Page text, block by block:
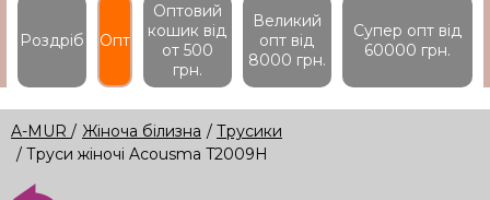
Роздріб Опт
Оптовий
кошик вiд
от 500
грн.
Великий
опт вiд
8000 грн.
Супер опт вiд
60000 грн.
A-MUR / Жіноча білизна / Трусики
/ Труси жіночі Acousma T2009H